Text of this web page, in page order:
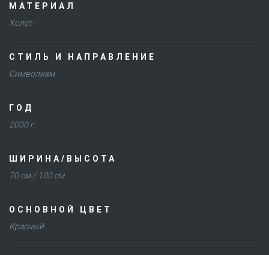
МАТЕРИАЛ
Холст
СТИЛЬ И НАПРАВЛЕНИЕ
Символизм
ГОД
2000 г.
ШИРИНА/ВЫСОТА
70 см / 100 см
ОСНОВНОЙ ЦВЕТ
Красный